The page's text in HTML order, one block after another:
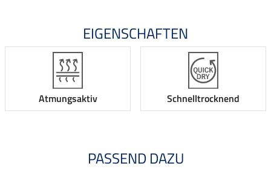
EIGENSCHAFTEN
Atmungsaktiv Schnelltrocknend
PASSEND DAZU